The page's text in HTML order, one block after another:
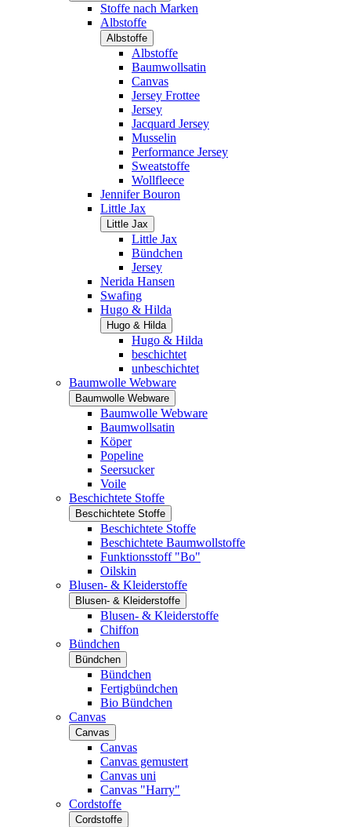
Stoffe nach Marken
Albstoffe
Albstoffe
Albstoffe
Baumwollsatin
Canvas
Jersey Frottee
Jersey
Jacquard Jersey
Musselin
Performance Jersey
Sweatstoffe
Wollfleece
Jennifer Bouron
Little Jax
Little Jax
Little Jax
Bündchen
Jersey
Nerida Hansen
Swafing
Hugo & Hilda
Hugo & Hilda
Hugo & Hilda
beschichtet
unbeschichtet
Baumwolle Webware
Baumwolle Webware
Baumwolle Webware
Baumwollsatin
Köper
Popeline
Seersucker
Voile
Beschichtete Stoffe
Beschichtete Stoffe
Beschichtete Stoffe
Beschichtete Baumwollstoffe
Funktionsstoff "Bo"
Oilskin
Blusen- & Kleiderstoffe
Blusen- & Kleiderstoffe
Blusen- & Kleiderstoffe
Chiffon
Bündchen
Bündchen
Bündchen
Fertigbündchen
Bio Bündchen
Canvas
Canvas
Canvas
Canvas gemustert
Canvas uni
Canvas "Harry"
Cordstoffe
Cordstoffe